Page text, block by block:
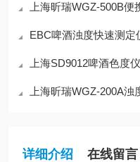
上海昕瑞WGZ-500B便
EBC啤酒浊度快速测定
上海SD9012啤酒色度仪
上海昕瑞WGZ-200A浊
详细介绍 在线留言